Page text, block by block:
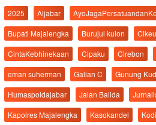
2025 Aljabar
Bupati Majalengka
Burujul kulon
CintaKebhinekaan
Cipaku Cirebon
eman suherman
Galian C Gunung
Humaspoldajabar
Jalan Balida
Kapolres Majalengka
Kasokandel